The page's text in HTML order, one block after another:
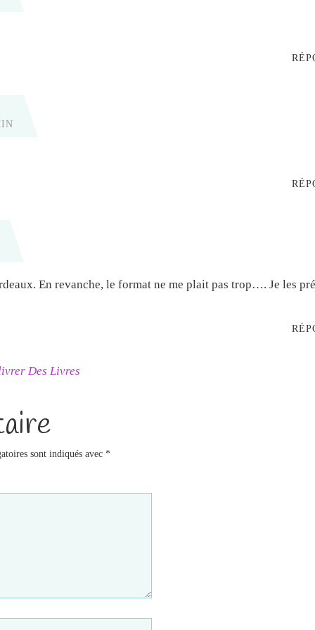
En revanche, le format ne me plait pas trop…. Je les
Des Livres
sont indiqués avec *